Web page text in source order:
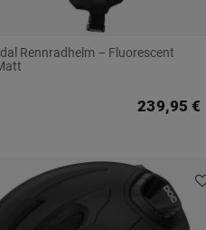
Rennradhelm – Fluorescent
239,95 €